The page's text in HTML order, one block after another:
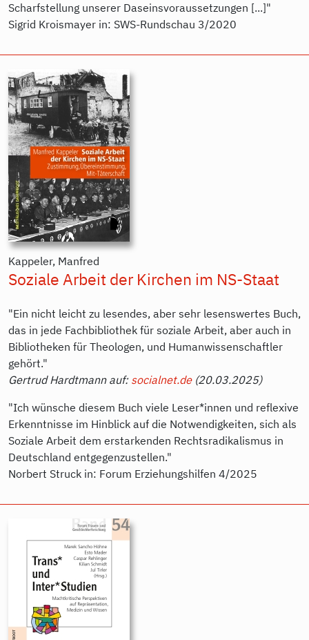
Scharfstellung unserer Daseinsvoraussetzungen [...]"
Sigrid Kroismayer in: SWS-Rundschau 3/2020
Kappeler, Manfred
Soziale Arbeit der Kirchen im NS-Staat
"Ein nicht leicht zu lesendes, aber sehr lesenswertes Buch,
das in jede Fachbibliothek für soziale Arbeit, aber auch in
Bibliotheken für Theologen, und Humanwissenschaftler
gehört."
Gertrud Hardtmann auf: socialnet.de(20.03.2025)
"Ich wünsche diesem Buch viele Leser*innen und reflexive
Erkenntnisse im Hinblick auf die Notwendigkeiten, sich als
Soziale Arbeit dem erstarkenden Rechtsradikalismus in
Deutschland entgegenzustellen."
Norbert Struck in: Forum Erziehungshilfen 4/2025